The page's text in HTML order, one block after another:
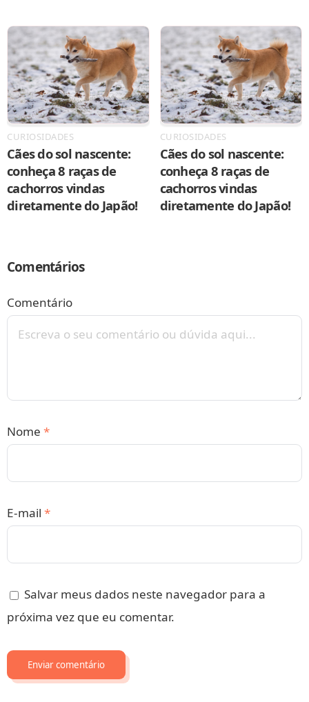
CURIOSIDADES
Cães do sol nascente:
conheça 8 raças de
cachorros vindas
diretamente do Japão!
CURIOSIDADES
Cães do sol nascente:
conheça 8 raças de
cachorros vindas
diretamente do Japão!
Comentários
Comentário
Nome *
E-mail *
Salvar meus dados neste navegador para a
próxima vez que eu comentar.